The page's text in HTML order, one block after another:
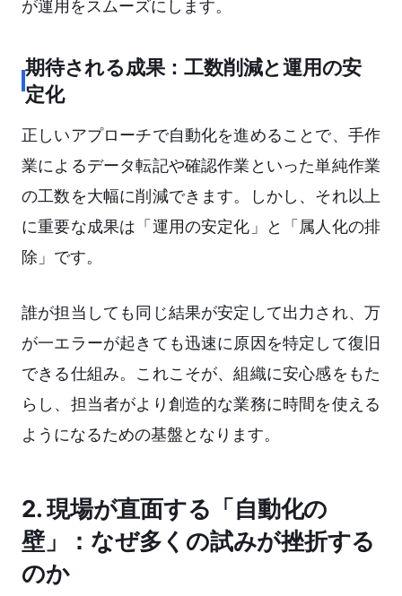
が運用をスムーズにします。
期待される成果：工数削減と運用の安
定化
正しいアプローチで自動化を進めることで、手作
業によるデータ転記や確認作業といった単純作業
の工数を大幅に削減できます。しかし、それ以上
に重要な成果は「運用の安定化」と「属人化の排
除」です。
誰が担当しても同じ結果が安定して出力され、万
が一エラーが起きても迅速に原因を特定して復旧
できる仕組み。これこそが、組織に安心感をもた
らし、担当者がより創造的な業務に時間を使える
ようになるための基盤となります。
2. 現場が直面する「自動化の
壁」：なぜ多くの試みが挫折する
のか